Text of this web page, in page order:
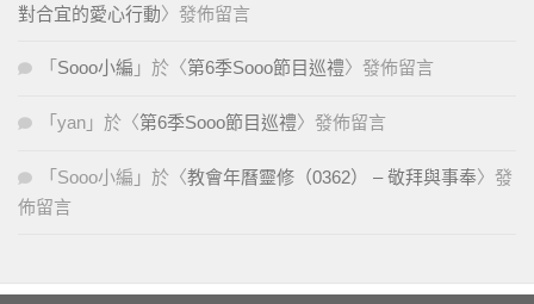
對合宜的愛心行動〉發佈留言
「 Sooo小編 」於〈第6季Sooo節目巡禮〉發佈留言
「 yan 」於〈第6季Sooo節目巡禮〉發佈留言
「 Sooo小編 」於〈教會年曆靈修（0362） – 敬拜與事奉〉發
佈留言